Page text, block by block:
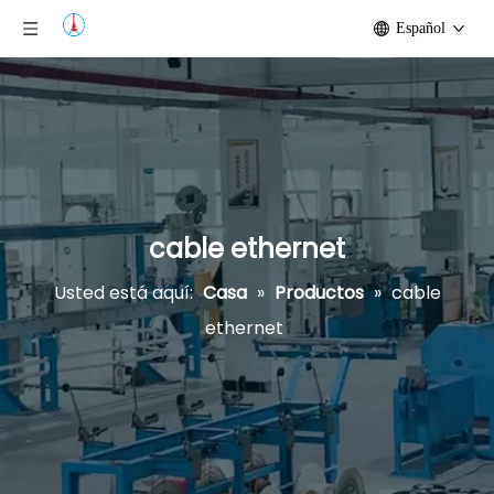
Español
cable ethernet
Usted está aquí: Casa » Productos » cable
ethernet